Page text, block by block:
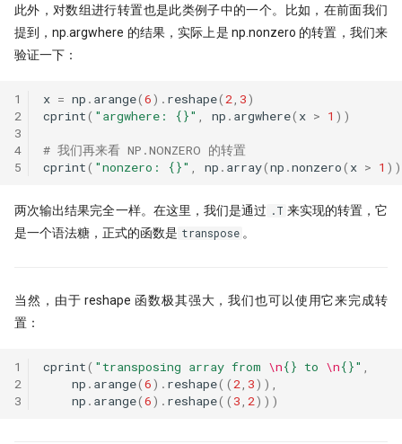
此外，对数组进行转置也是此类例子中的一个。比如，在前面我们
提到，np.argwhere 的结果，实际上是 np.nonzero 的转置，我们来
验证一下：
1
2
3
4
5
x = np . arange(6) . reshape( 2 3)
cprint( "argwhere: {}" np . argwhere( x > 1 ))
# 我们再来看 NP.NONZERO 的转置
cprint( "nonzero: {}" np . array(np .nonzero( x > 1 ))
两次输出结果完全一样。在这里，我们是通过 .T 来实现的转置，它
是一个语法糖，正式的函数是 transpose 。
当然，由于 reshape 函数极其强大，我们也可以使用它来完成转
置：
1
2
3
cprint( "transposing array from \n{} to \n{}"
np . arange(6) . reshape(( 2 3)),
np . arange(6) . reshape(( 3 2)))